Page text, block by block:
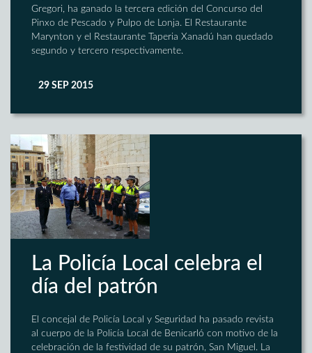
Gregori, ha ganado la tercera edición del Concurso del
Pinxo de Pescado y Pulpo de Lonja. El Restaurante
Marynton y el Restaurante Taperia Xanadú han quedado
segundo y tercero respectivamente.
29 SEP 2015
La Policía Local celebra el
día del patrón
El concejal de Policía Local y Seguridad ha pasado revista
al cuerpo de la Policía Local de Benicarló con motivo de la
celebración de la festividad de su patrón, San Miguel. La